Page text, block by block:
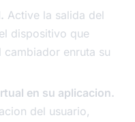
Active la salida del
dispositivo que
enruta su
en su aplicacion.
del usuario,